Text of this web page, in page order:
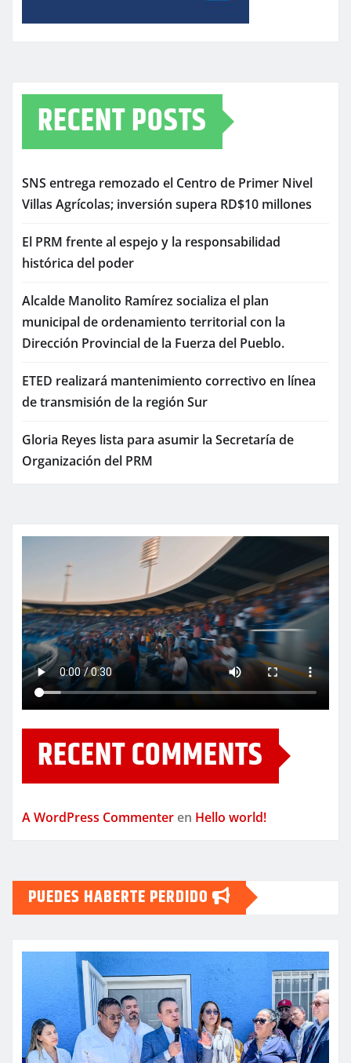
RECENT POSTS
SNS entrega remozado el Centro de Primer Nivel
Villas Agrícolas; inversión supera RD$10 millones
El PRM frente al espejo y la responsabilidad
histórica del poder
Alcalde Manolito Ramírez socializa el plan
municipal de ordenamiento territorial con la
Dirección Provincial de la Fuerza del Pueblo.
ETED realizará mantenimiento correctivo en línea
de transmisión de la región Sur
Gloria Reyes lista para asumir la Secretaría de
Organización del PRM
RECENT COMMENTS
A WordPress Commenter en Hello world!
PUEDES HABERTE PERDIDO